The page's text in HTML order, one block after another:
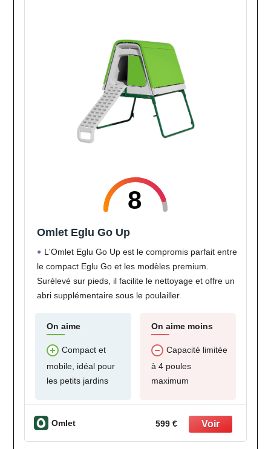
8
Omlet Eglu Go Up
L'Omlet Eglu Go Up est le compromis parfait entre
le compact Eglu Go et les modèles premium.
Surélevé sur pieds, il facilite le nettoyage et offre un
abri supplémentaire sous le poulailler.
On aime
Compact et
mobile, idéal pour
les petits jardins
On aime moins
Capacité limitée
à 4 poules
maximum
Omlet 599 €